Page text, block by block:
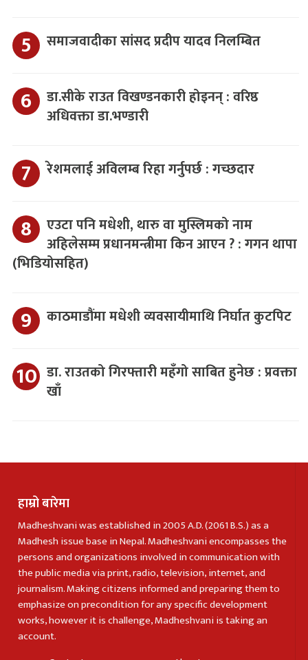
समाजवादीका सांसद प्रदीप यादव निलम्बित
डा.सीके राउत विखण्डनकारी होइनन् : वरिष्ठ
अधिवक्ता डा.भण्डारी
रेशमलाई अविलम्ब रिहा गर्नुपर्छ : गच्छदार
एउटा पनि मधेशी, थारु वा मुस्लिमको नाम
अहिलेसम्म प्रधानमन्त्रीमा किन आएन ? : गगन थापा
(भिडियोसहित)
काठमाडौंमा मधेशी व्यवसायीमाथि निर्घात कुटपिट
डा. राउतको गिरफ्तारी महँगो साबित हुनेछ : प्रवक्ता
खाँ
हाम्रो बारेमा
Madheshvani was established in 2005 A.D. (2061 B.S.) as a
Madhesh issue base in Nepal. Madheshvani encompasses the
persons and organizations involved in communication with
the public media via print, radio, television, internet, and
journalism. Making citizens informed and preparing them to
emphasize on precondition for any specific development
works, however it is challenge, Madheshvani is taking an
account.